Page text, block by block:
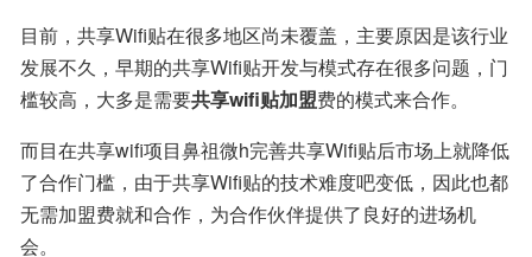
目前，共享Wifi贴在很多地区尚未覆盖，主要原因是该行业
发展不久，早期的共享Wifi贴开发与模式存在很多问题，门
槛较高，大多是需要共享wifi贴加盟费的模式来合作。
而目在共享wifi项目鼻祖微h完善共享Wifi贴后市场上就降低
了合作门槛，由于共享Wifi贴的技术难度吧变低，因此也都
无需加盟费就和合作，为合作伙伴提供了良好的进场机
会。